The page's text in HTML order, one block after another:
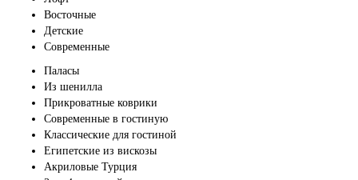
Восточные
Детские
Современные
Паласы
Из шенилла
Прикроватные коврики
Современные в гостиную
Классические для гостиной
Египетские из вискозы
Акриловые Турция